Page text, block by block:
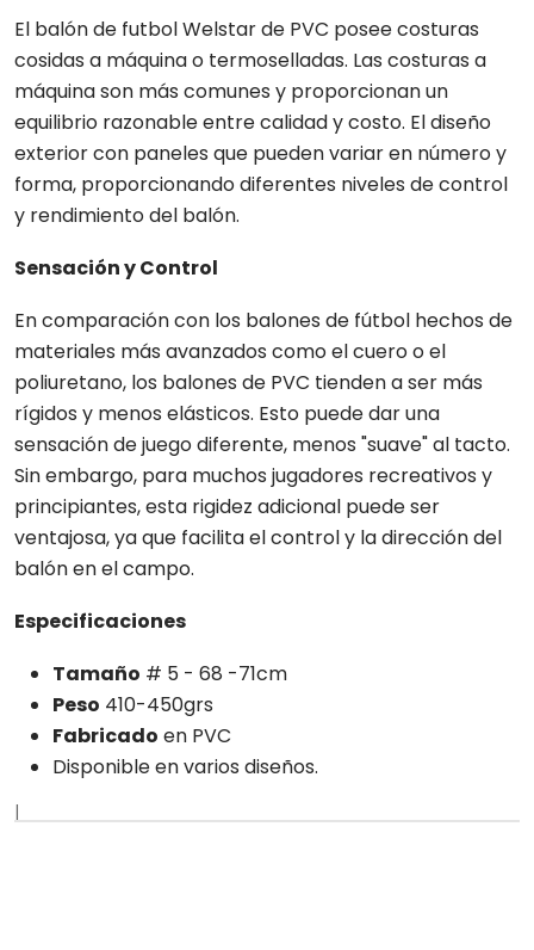
El balón de futbol Welstar de PVC posee costuras
cosidas a máquina o termoselladas. Las costuras a
máquina son más comunes y proporcionan un
equilibrio razonable entre calidad y costo. El diseño
exterior con paneles que pueden variar en número y
forma, proporcionando diferentes niveles de control
y rendimiento del balón.
Sensación y Control
En comparación con los balones de fútbol hechos de
materiales más avanzados como el cuero o el
poliuretano, los balones de PVC tienden a ser más
rígidos y menos elásticos. Esto puede dar una
sensación de juego diferente, menos "suave" al tacto.
Sin embargo, para muchos jugadores recreativos y
principiantes, esta rigidez adicional puede ser
ventajosa, ya que facilita el control y la dirección del
balón en el campo.
Especificaciones
Tamaño # 5 - 68 -71cm
Peso 410-450grs
Fabricado en PVC
Disponible en varios diseños.
|